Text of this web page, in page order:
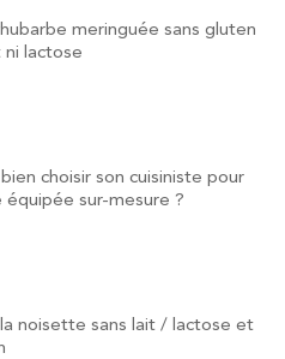
meringuée sans gluten
ni lactose
choisir son cuisiniste pour
équipée sur-mesure ?
noisette sans lait / lactose et